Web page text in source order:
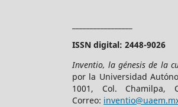
ISSN digital: 2448-9026
Inventio, la génesis de la
por la Universidad
1001, Col. Chamilpa,
Correo: